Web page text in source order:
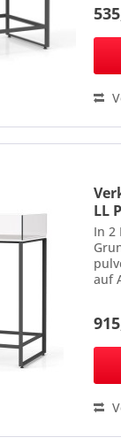
LL
In 2
auf